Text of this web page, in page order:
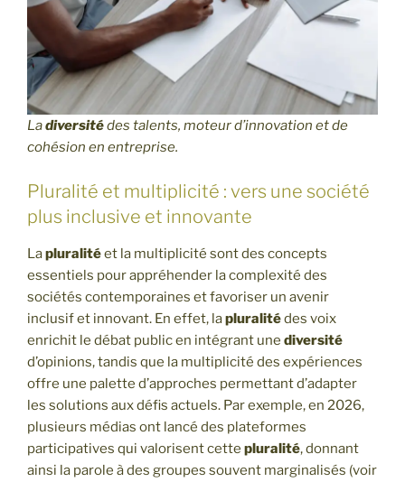
Ladiversitédes talents, moteur d’innovation et de
cohésion en entreprise.
Pluralité et multiplicité : vers une société
plus inclusive et innovante
Lapluralitéet la multiplicité sont des concepts
essentiels pour appréhender la complexité des
sociétés contemporaines et favoriser un avenir
inclusif et innovant. En effet, lapluralitédes voix
enrichit le débat public en intégrant une diversité
d’opinions, tandis que la multiplicité des expériences
offre une palette d’approches permettant d’adapter
les solutions aux défis actuels. Par exemple, en 2026,
plusieurs médias ont lancé des plateformes
participatives qui valorisent cette pluralité, donnant
ainsi la parole à des groupes souvent marginalisés (voir